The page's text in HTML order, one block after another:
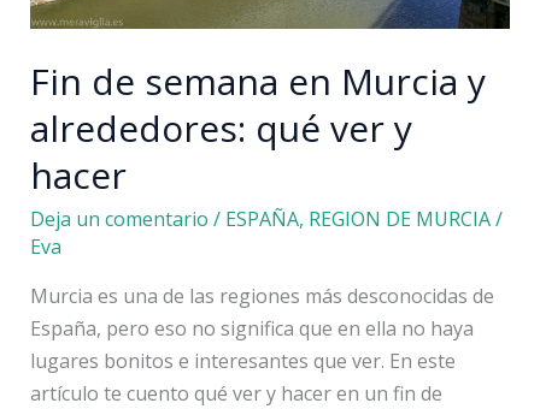
Fin de semana en Murcia y
alrededores: qué ver y
hacer
Deja un comentario / ESPAÑA, REGION DE MURCIA/
Eva
Murcia es una de las regiones más desconocidas de
España, pero eso no significa que en ella no haya
lugares bonitos e interesantes que ver. En este
artículo te cuento qué ver y hacer en un fin de